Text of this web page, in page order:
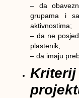
– da
grupama i
aktivnostima;
– da ne
plastenik;
– da imaju